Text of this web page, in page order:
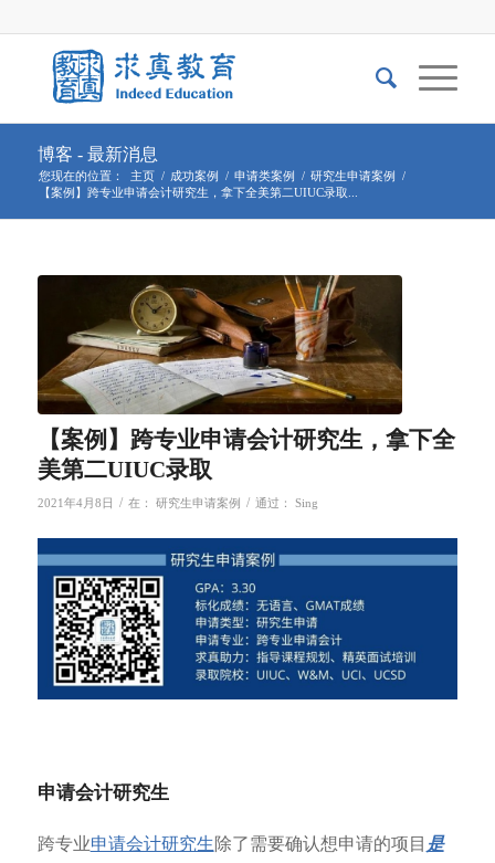
博客 - 最新消息
您现在的位置： 主页 / 成功案例 / 申请类案例 / 研究生申请案例 /
【案例】跨专业申请会计研究生，拿下全美第二UIUC录取...
【案例】跨专业申请会计研究生，拿下全
美第二UIUC录取
2021年4月8日 / 在： 研究生申请案例 / 通过： Sing
申请会计研究生
跨专业申请会计研究生除了需要确认想申请的项目 是